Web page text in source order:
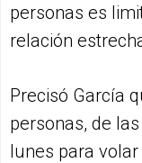
personas es
relación
Precisó García
personas, de
lunes para